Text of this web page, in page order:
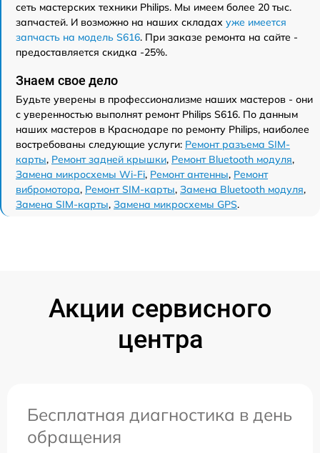
сеть мастерских техники Philips. Мы имеем более 20 тыс.
запчастей. И возможно на наших складах уже имеется
запчасть на модель S616. При заказе ремонта на сайте -
предоставляется скидка -25%.
Знаем свое дело
Будьте уверены в профессионализме наших мастеров - они
с уверенностью выполнят ремонт Philips S616. По данным
наших мастеров в Краснодаре по ремонту Philips, наиболее
востребованы следующие услуги: Ремонт разъема SIM-
карты, Ремонт задней крышки, Ремонт Bluetooth модуля,
Замена микросхемы Wi-Fi, Ремонт антенны, Ремонт
вибромотора, Ремонт SIM-карты, Замена Bluetooth модуля,
Замена SIM-карты, Замена микросхемы GPS.
Акции сервисного
центра
Бесплатная диагностика в день
обращения